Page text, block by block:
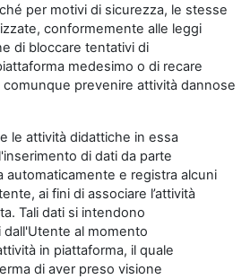
per motivi di sicurezza, le stesse
conformemente alle leggi
di bloccare tentativi di
medesimo o di recare
prevenire attività dannose
le attività didattiche in essa
di dati da parte
automaticamente e registra alcuni
ai fini di associare l’attività
Tali dati si intendono
al momento
in piattaforma, il quale
di aver preso visione